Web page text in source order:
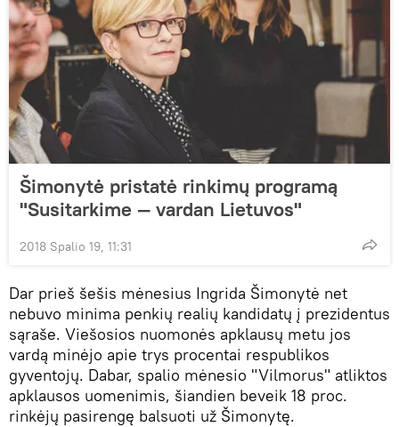
Šimonytė pristatė rinkimų programą
"Susitarkime — vardan Lietuvos"
2018 Spalio 19, 11:31
Dar prieš šešis mėnesius Ingrida Šimonytė net
nebuvo minima penkių realių kandidatų į prezidentus
sąraše. Viešosios nuomonės apklausų metu jos
vardą minėjo apie trys procentai respublikos
gyventojų. Dabar, spalio mėnesio "Vilmorus" atliktos
apklausos uomenimis, šiandien beveik 18 proc.
rinkėjų pasirengę balsuoti už Šimonytę.